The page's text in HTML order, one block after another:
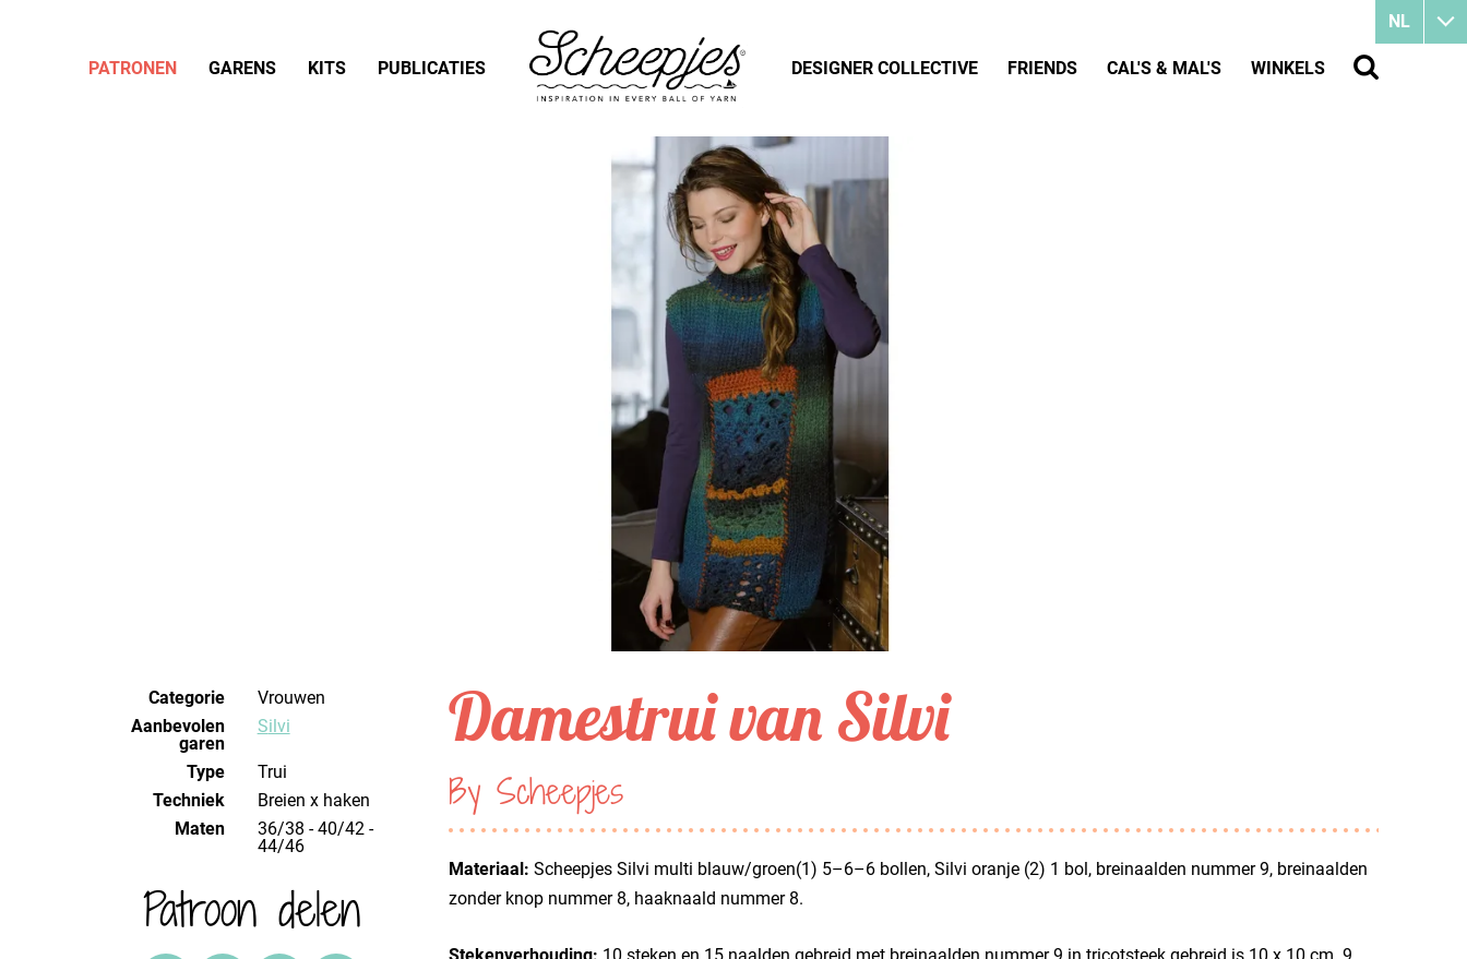
Categorie
Vrouwen
Aanbevolen
garen
Silvi
Type
Trui
Techniek
breien x haken
Maten
36/38 - 40/42 -
44/46
Patroon delen
Damestrui van Silvi
By Scheepjes
Materiaal: Scheepjes Silvi multi blauw/groen(1) 5–6–6 bollen, Silvi oranje (2) 1 bol, breinaalden nummer 9, breinaalden
zonder knop nummer 8, haaknaald nummer 8.
NL
PATRONEN GARENS KITS PUBLICATIES DESIGNER COLLECTIVE FRIENDS CAL'S & MAL'S WINKELS